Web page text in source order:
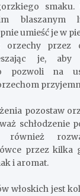
smaku.
blaszanym
umieść je w
orzechy przez
je, aby
pozwoli na
pozostaw
schłodzenie
również
przez kilka
i aromat.
włoskich jest